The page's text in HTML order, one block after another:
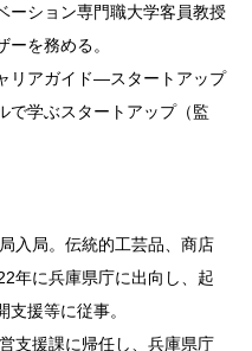
ーション専門職大学客員教授
を務める。
リアガイド―スタートアップ
で学ぶスタートアップ（監
入局。伝統的工芸品、商店
年に兵庫県庁に出向し、起
援等に従事。
支援課に帰任し、兵庫県庁